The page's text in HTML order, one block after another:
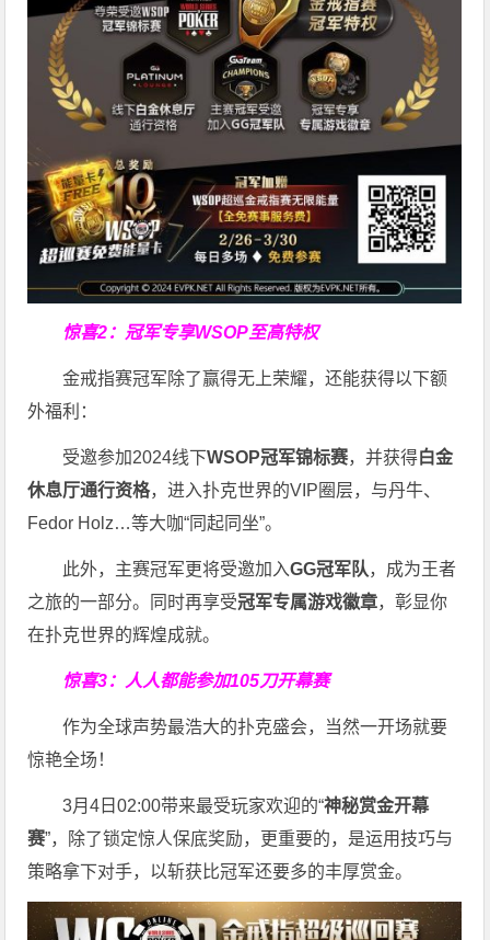
惊喜2：冠军专享WSOP至高特权
金戒指赛冠军除了赢得无上荣耀，还能获得以下额
外福利：
受邀参加2024线下WSOP冠军锦标赛，并获得白金
休息厅通行资格，进入扑克世界的VIP圈层，与丹牛、
Fedor Holz…等大咖“同起同坐”。
此外，主赛冠军更将受邀加入GG冠军队，成为王者
之旅的一部分。同时再享受冠军专属游戏徽章，彰显你
在扑克世界的辉煌成就。
惊喜3：人人都能参加105刀开幕赛
作为全球声势最浩大的扑克盛会，当然一开场就要
惊艳全场！
3月4日02:00带来最受玩家欢迎的“神秘赏金开幕
赛”，除了锁定惊人保底奖励，更重要的，是运用技巧与
策略拿下对手，以斩获比冠军还要多的丰厚赏金。